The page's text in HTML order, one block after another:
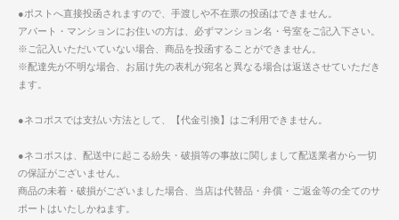
●ポストへ直接投函されますので、手渡しや不在票の投函はできません。
アパート・マンションにお住いの方は、必ずマンション名・号室をご記入下さい。
※ご記入いただいていない場合、商品を投函することができません。
※配達先が不明な場合、お届け先の表札が宛名と異なる場合は返送させていただき
ます。
●ネコポスでは支払い方法として、【代金引換】はご利用できません。
●ネコポスは、配送中に起こる紛失・破損等の事故に関しまして配送業者から一切
の保証がございません。
商品の未着・破損がございました場合、当店は代替品・弁償・ご返金等の全てのサ
ポートはいたしかねます。